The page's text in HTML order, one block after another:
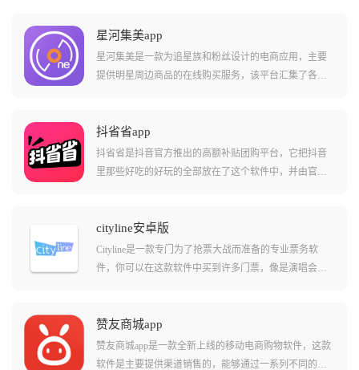
星河集美app
星河集美是一款为追星族和粉丝设计的电商应用，主要
提供明星周边商品的在线购买服务，该平台汇集了各类
作界面和方便快捷的一键式登录方式。
抖省省app
抖省省是抖音官方推出的高额补贴团购平台，它把抖音
里那些好吃的好玩的全部放在了这个软件中，并由官方
不同平台比价的烦恼，是出门逛街必带的省钱软件。
cityline安卓版
Cityline是一款专门为了抢票大战而准备的专业票务软
件，你可以在这款软件中买到许多门票，像是演唱会、
买到假票，买完票之后拿着手机扫码就能进场，非常方
便。
赞友商城app
赞友商城app是一款全新上线的移动电商购物软件，这款
软件是主要提供渠道销售的，能够通过一系列不同的渠